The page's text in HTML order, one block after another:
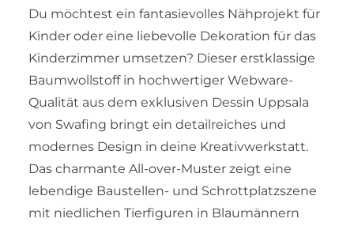
Du möchtest ein fantasievolles Nähprojekt für
Kinder oder eine liebevolle Dekoration für das
Kinderzimmer umsetzen? Dieser erstklassige
Baumwollstoff in hochwertiger Webware-
Qualität aus dem exklusiven Dessin Uppsala
von Swafing bringt ein detailreiches und
modernes Design in deine Kreativwerkstatt.
Das charmante All-over-Muster zeigt eine
lebendige Baustellen- und Schrottplatzszene
mit niedlichen Tierfiguren in Blaumännern